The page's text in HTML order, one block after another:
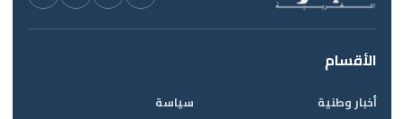
الأقسام
أخبار وطنية
سياسة